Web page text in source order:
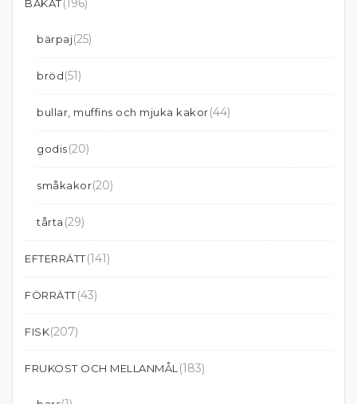
BAKAT(196)
bärpaj(25)
bröd(51)
bullar, muffins och mjuka kakor(44)
godis(20)
småkakor(20)
tårta (29)
EFTERRÄTT(141)
FÖRRÄTT(43)
FISK(207)
FRUKOST OCH MELLANMÅL (183)